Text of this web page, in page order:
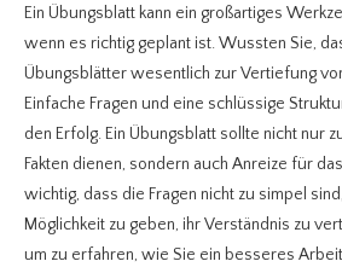
Ein Übungsblatt kann ein großartiges
wenn es richtig geplant ist. Wussten Sie,
Übungsblätter wesentlich zur Vertiefung
Einfache Fragen und eine schlüssige
den Erfolg. Ein Übungsblatt sollte nicht nur
Fakten dienen, sondern auch Anreize für
wichtig, dass die Fragen nicht zu simpel
Möglichkeit zu geben, ihr Verständnis zu
um zu erfahren, wie Sie ein besseres